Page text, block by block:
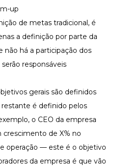
up
de metas tradicional, é
a definição por parte da
não há a participação dos
responsáveis
gerais são definidos
é definido pelos
o CEO da empresa
crescimento de X% no
operação — este é o objetivo
da empresa é que vão